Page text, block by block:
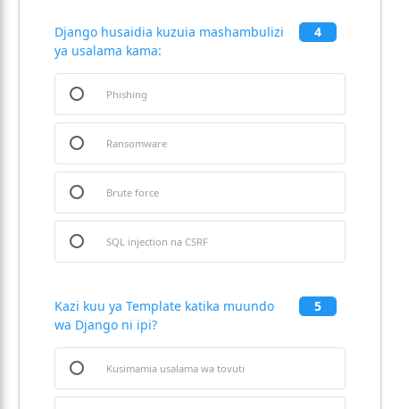
4
Django husaidia kuzuia mashambulizi
ya usalama kama:
Phishing
Ransomware
Brute force
SQL injection na CSRF
5
Kazi kuu ya Template katika muundo
wa Django ni ipi?
Kusimamia usalama wa tovuti